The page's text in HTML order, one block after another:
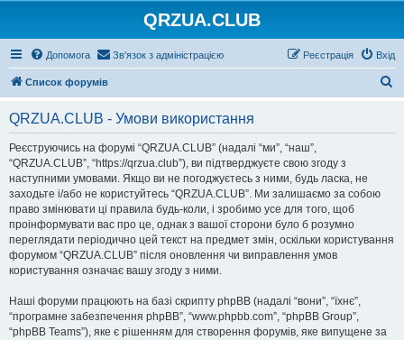
QRZUA.CLUB
Допомога Зв'язок з адміністрацією Вхід
Реєстрація
Список форумів
QRZUA.CLUB - Умови використання
Реєструючись на форумі “QRZUA.CLUB” (надалі “ми”, “наш”,
“QRZUA.CLUB”, “https://qrzua.club”), ви підтверджуєте свою згоду з
наступними умовами. Якщо ви не погоджуєтесь з ними, будь ласка, не
заходьте і/або не користуйтесь “QRZUA.CLUB”. Ми залишаємо за собою
право змінювати ці правила будь-коли, і зробимо усе для того, щоб
проінформувати вас про це, однак з вашої сторони було б розумно
переглядати періодично цей текст на предмет змін, оскільки користування
форумом “QRZUA.CLUB” після оновлення чи виправлення умов
користування означає вашу згоду з ними.
Наші форуми працюють на базі скрипту phpBB (надалі “вони”, “їхнє”,
“програмне забезпечення phpBB”, “www.phpbb.com”, “phpBB Group”,
“phpBB Teams”), яке є рішенням для створення форумів, яке випущене за